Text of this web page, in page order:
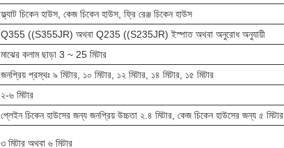
ফ্ল্যাট চিকেন হাউস, কেজ চিকেন হাউস, ফ্রি রেঞ্জ চিকেন হাউস
Q355 ((S355JR) অথবা Q235 ((S235JR) ইস্পাত অথবা অনুরোধ অনুযায়ী
মাঝের কলাম ছাড়া 3 ~ 25 মিটার
জনপ্রিয় প্রস্থঃ ৯ মিটার, ১০ মিটার, ১২ মিটার, ১৪ মিটার, ১৫ মিটার
২-৬ মিটার
প্লেইন চিকেন হাউসের জন্য জনপ্রিয় উচ্চতা ২.৪ মিটার, কেজ চিকেন হাউসের জন্য ৫ মিটার
৩ মিটার অথবা ৬ মিটার